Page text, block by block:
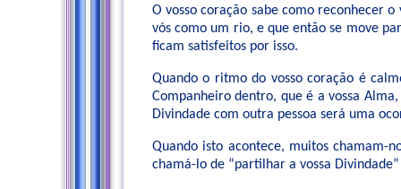
O vosso coração sabe como reconhecer
vós como um rio, e que então se move
ficam satisfeitos por isso.
Quando o ritmo do vosso coração é
Companheiro dentro, que é a vossa
Divindade com outra pessoa será uma
Quando isto acontece, muitos chamam-
chamá-lo de “partilhar a vossa